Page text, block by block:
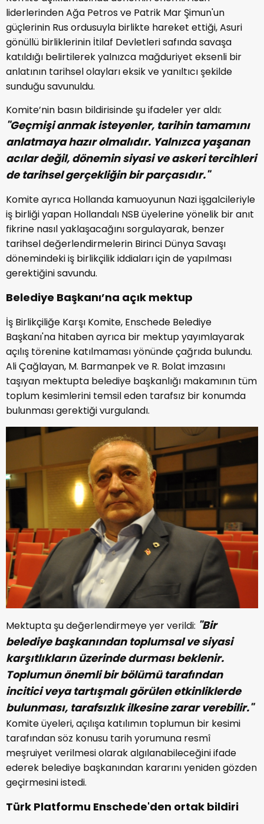
liderlerinden Ağa Petros ve Patrik Mar Şimun'un
güçlerinin Rus ordusuyla birlikte hareket ettiği, Asuri
gönüllü birliklerinin İtilaf Devletleri safında savaşa
katıldığı belirtilerek yalnızca mağduriyet eksenli bir
anlatının tarihsel olayları eksik ve yanıltıcı şekilde
sunduğu savunuldu.
Komite’nin basın bildirisinde şu ifadeler yer aldı:
"Geçmişi anmak isteyenler, tarihin tamamını
anlatmaya hazır olmalıdır. Yalnızca yaşanan
acılar değil, dönemin siyasi ve askeri tercihleri
de tarihsel gerçekliğin bir parçasıdır."
Komite ayrıca Hollanda kamuoyunun Nazi işgalcileriyle
iş birliği yapan Hollandalı NSB üyelerine yönelik bir anıt
fikrine nasıl yaklaşacağını sorgulayarak, benzer
tarihsel değerlendirmelerin Birinci Dünya Savaşı
dönemindeki iş birlikçilik iddiaları için de yapılması
gerektiğini savundu.
Belediye Başkanı’na açık mektup
İş Birlikçiliğe Karşı Komite, Enschede Belediye
Başkanı'na hitaben ayrıca bir mektup yayımlayarak
açılış törenine katılmaması yönünde çağrıda bulundu.
Ali Çağlayan, M. Barmanpek ve R. Bolat imzasını
taşıyan mektupta belediye başkanlığı makamının tüm
toplum kesimlerini temsil eden tarafsız bir konumda
bulunması gerektiği vurgulandı.
Mektupta şu değerlendirmeye yer verildi: "Bir
belediye başkanından toplumsal ve siyasi
karşıtlıkların üzerinde durması beklenir.
Toplumun önemli bir bölümü tarafından
incitici veya tartışmalı görülen etkinliklerde
bulunması, tarafsızlık ilkesine zarar verebilir."
Komite üyeleri, açılışa katılımın toplumun bir kesimi
tarafından söz konusu tarih yorumuna resmî
meşruiyet verilmesi olarak algılanabileceğini ifade
ederek belediye başkanından kararını yeniden gözden
geçirmesini istedi.
Türk Platformu Enschede'den ortak bildiri